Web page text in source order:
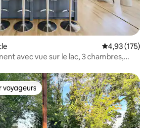
Note
4,93 (175)
avec vue sur le lac, 3 chambres,
parmi les plus aimés